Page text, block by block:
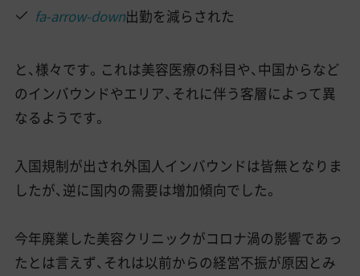
fa-arrow-down出勤を減らされた
と、様々です。これは美容医療の科目や、中国からなど
のインバウンドやエリア、それに伴う客層によって異
なるようです。
入国規制が出され外国人インバウンドは皆無となりま
したが、逆に国内の需要は増加傾向でした。
今年廃業した美容クリニックがコロナ渦の影響であっ
たとは言えず、それは以前からの経営不振が原因とみ